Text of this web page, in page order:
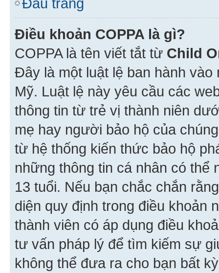
Điều khoản COPPA là gì?
COPPA là tên viết tắt từ Child
Đây là một luật lệ ban hành
Mỹ. Luật lệ này yêu cầu các
thông tin từ trẻ vị thành niên
mẹ hay người bảo hộ của
từ hệ thống kiến thức bảo hộ
những thông tin cá nhân có thể
13 tuổi. Nếu bạn chắc chắn
diện quy định trong điều khoản
thành viên có áp dụng điều
tư vấn pháp lý để tìm kiếm sự
không thể đưa ra cho bạn bất